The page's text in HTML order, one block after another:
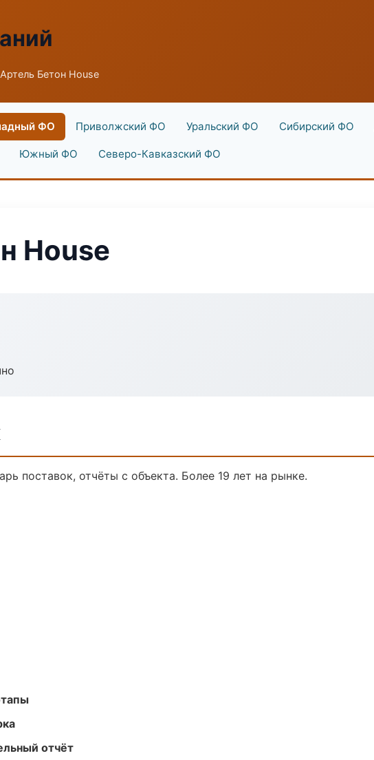
Бетон House
ФО Приволжский ФО Уральский ФО Сибирский ФО
Южный ФО Северо-Кавказский ФО
House
поставок, отчёты с объекта. Более 19 лет на рынке.
отчёт